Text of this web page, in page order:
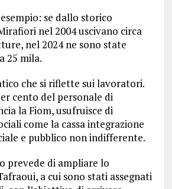
se dallo storico
nel 2004 uscivano circa
nel 2024 ne sono state
25 mila.
che si riflette sui lavoratori.
cento del personale di
la Fiom, usufruisce di
come la cassa integrazione
e pubblico non indifferente.
prevede di ampliare lo
a cui sono stati assegnati